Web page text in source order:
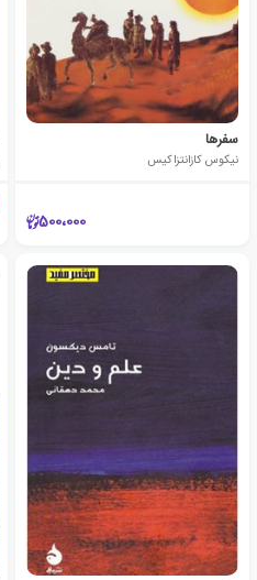
سفرها
نیکوس کازانتزاکیس
500،000